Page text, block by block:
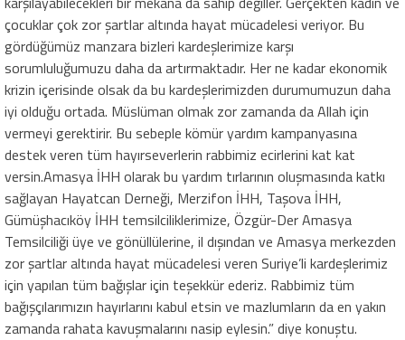
çocuklar çok zor şartlar altında hayat mücadelesi veriyor. Bu
gördüğümüz manzara bizleri kardeşlerimize karşı
sorumluluğumuzu daha da artırmaktadır. Her ne kadar ekonomik
krizin içerisinde olsak da bu kardeşlerimizden durumumuzun daha
iyi olduğu ortada. Müslüman olmak zor zamanda da Allah için
vermeyi gerektirir. Bu sebeple kömür yardım kampanyasına
destek veren tüm hayırseverlerin rabbimiz ecirlerini kat kat
versin.Amasya İHH olarak bu yardım tırlarının oluşmasında katkı
sağlayan Hayatcan Derneği, Merzifon İHH, Taşova İHH,
Gümüşhacıköy İHH temsilciliklerimize, Özgür-Der Amasya
Temsilciliği üye ve gönüllülerine, il dışından ve Amasya merkezden
zor şartlar altında hayat mücadelesi veren Suriye’li kardeşlerimiz
için yapılan tüm bağışlar için teşekkür ederiz. Rabbimiz tüm
bağışçılarımızın hayırlarını kabul etsin ve mazlumların da en yakın
zamanda rahata kavuşmalarını nasip eylesin.” diye konuştu.